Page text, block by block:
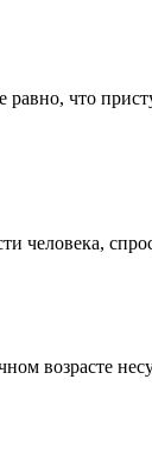
равно, что
человека,
возрасте